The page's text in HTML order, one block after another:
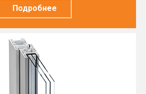
Подробнее